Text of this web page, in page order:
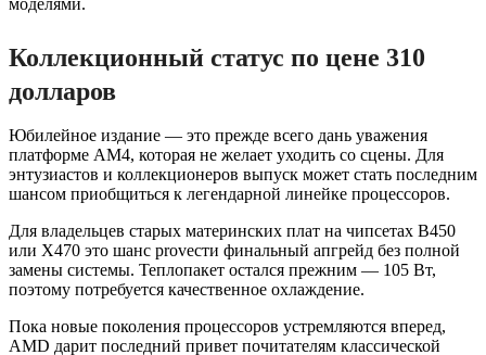
Коллекционный статус по цене 310
долларов
Юбилейное издание — это прежде всего дань уважения
платформе AM4, которая не желает уходить со сцены. Для
энтузиастов и коллекционеров выпуск может стать последним
шансом приобщиться к легендарной линейке процессоров.
Для владельцев старых материнских плат на чипсетах B450
или X470 это шанс provести финальный апгрейд без полной
замены системы. Теплопакет остался прежним — 105 Вт,
поэтому потребуется качественное охлаждение.
Пока новые поколения процессоров устремляются вперед,
AMD дарит последний привет почитателям классической